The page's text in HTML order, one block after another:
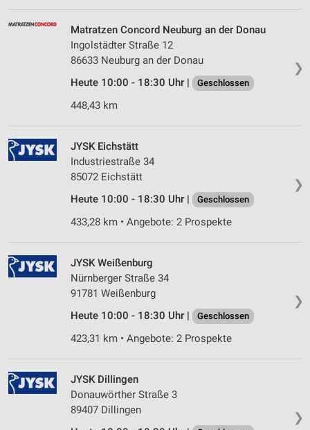
❯
Matratzen Concord Neuburg an der Donau
Ingolstädter Straße 12
86633 Neuburg an der Donau
Heute 10:00 - 18:30 Uhr |
Geschlossen
448,43 km
❯
JYSK Eichstätt
Industriestraße 34
85072 Eichstätt
Heute 10:00 - 18:30 Uhr |
Geschlossen
433,28 km • Angebote: 2 Prospekte
❯
JYSK Weißenburg
Nürnberger Straße 34
91781 Weißenburg
Heute 10:00 - 18:30 Uhr |
Geschlossen
423,31 km • Angebote: 2 Prospekte
❯
JYSK Dillingen
Donauwörther Straße 3
89407 Dillingen